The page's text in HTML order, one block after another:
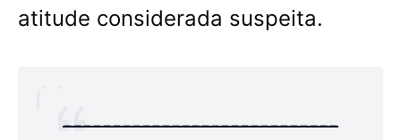
atitude considerada suspeita.
----------------------------